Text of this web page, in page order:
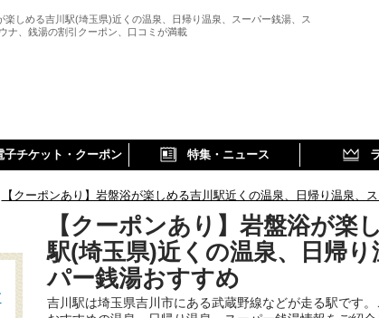
楽しめる吉川駅(埼玉県)近くの温泉、日帰り温泉、スーパー銭湯、ス
ナ、銭湯の割引クーポン、口コミが満載
子チケット・クーポン 特集・ニュース
【クーポンあり】岩盤浴が楽しめる吉川駅近くの温泉、日帰り温泉、
【クーポンあり】岩盤浴が楽
駅(埼玉県)近くの温泉、日帰り
パー銭湯おすすめ
吉川駅は埼玉県吉川市にある武蔵野線などが走る駅です